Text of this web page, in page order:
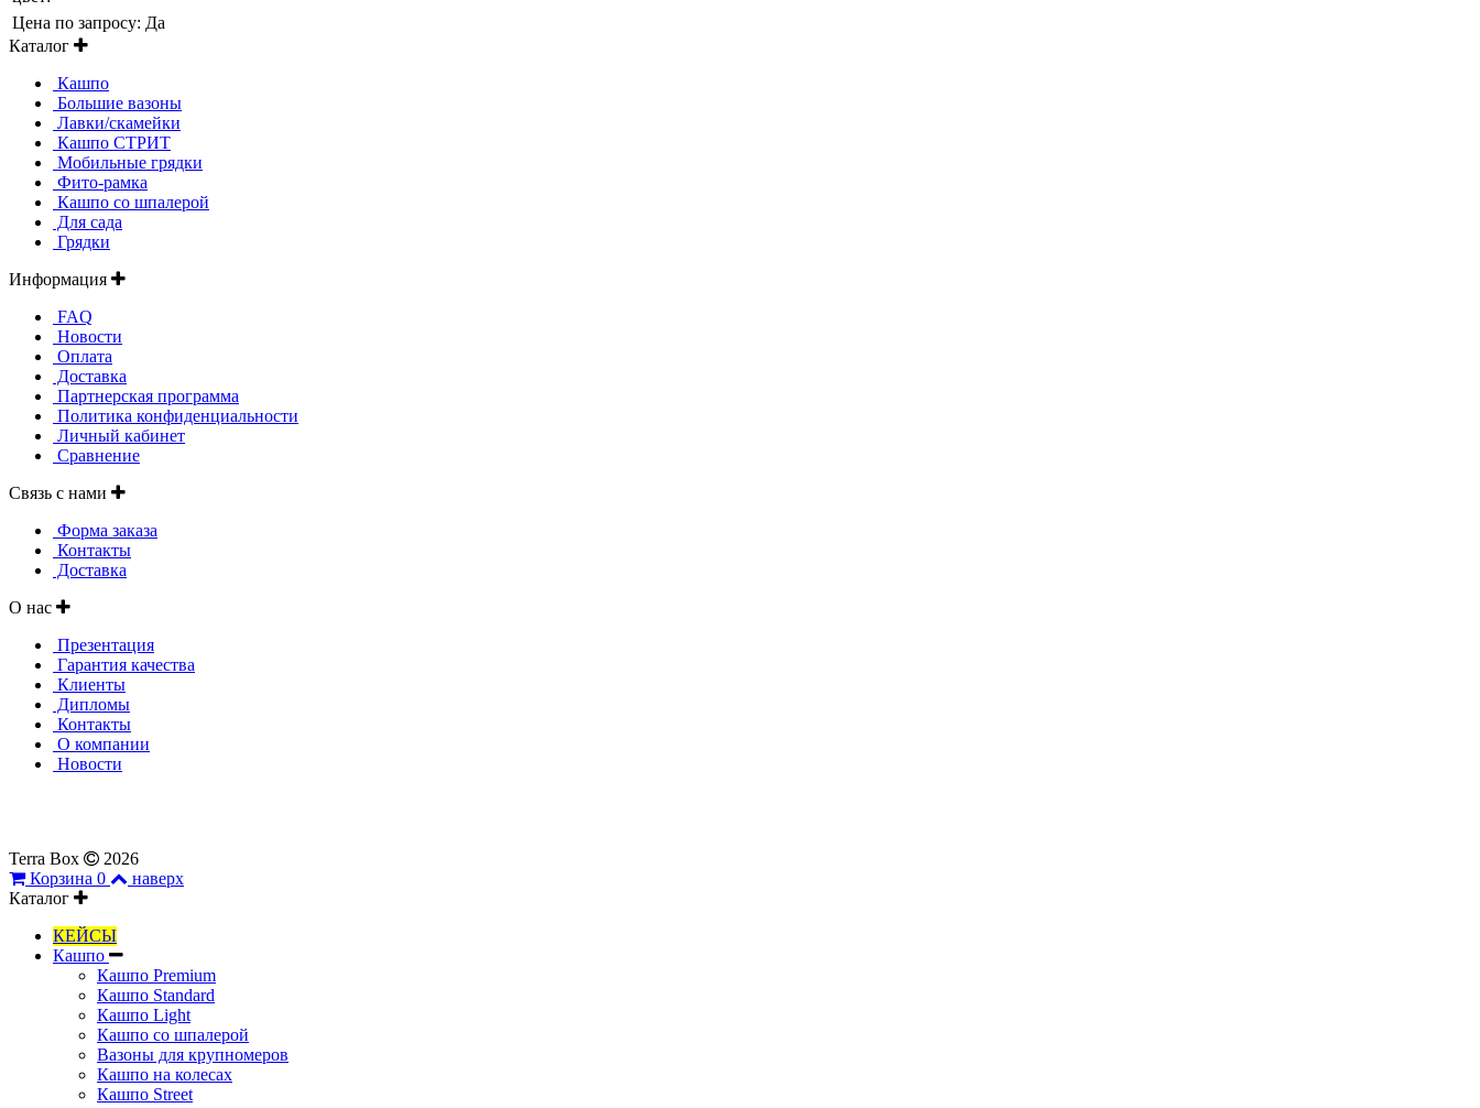
Цена по запросу: Да
Каталог
Кашпо
Большие вазоны
Лавки/скамейки
Кашпо СТРИТ
Мобильные грядки
Фито-рамка
Кашпо со шпалерой
Для сада
Грядки
Информация
FAQ
Новости
Оплата
Доставка
Партнерская программа
Политика конфиденциальности
Личный кабинет
Сравнение
Связь с нами
Форма заказа
Контакты
Доставка
О нас
Презентация
Гарантия качества
Клиенты
Дипломы
Контакты
О компании
Новости
Terra Box
2026
Корзина 0
наверх
Каталог
КЕЙСЫ
Кашпо
Кашпо Premium
Кашпо Standard
Кашпо Light
Кашпо со шпалерой
Вазоны для крупномеров
Кашпо на колесах
Кашпо Street